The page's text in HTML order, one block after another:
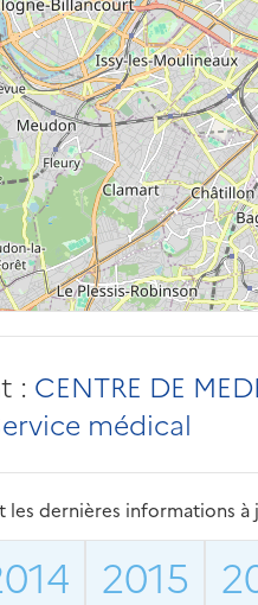
: CENTRE DE
médical
les dernières informations
2015